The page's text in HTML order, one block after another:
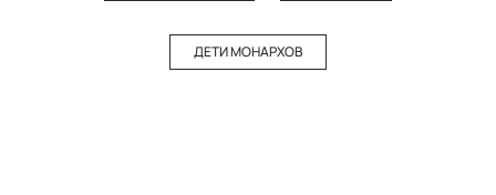
ДЕТИ МОНАРХОВ